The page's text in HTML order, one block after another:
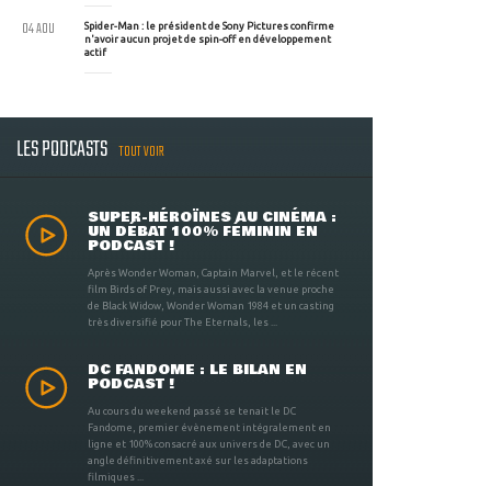
Spider-Man : le président de Sony Pictures confirme
n'avoir aucun projet de spin-off en développement
actif
04 AOU
LES PODCASTS TOUT VOIR
SUPER-HÉROÏNES AU CINÉMA :
UN DÉBAT 100% FÉMININ EN
PODCAST !
Après Wonder Woman, Captain Marvel, et le récent
film Birds of Prey, mais aussi avec la venue proche
de Black Widow, Wonder Woman 1984 et un casting
très diversifié pour The Eternals, les ...
DC FANDOME : LE BILAN EN
PODCAST !
Au cours du weekend passé se tenait le DC
Fandome, premier évènement intégralement en
ligne et 100% consacré aux univers de DC, avec un
angle définitivement axé sur les adaptations
filmiques ...